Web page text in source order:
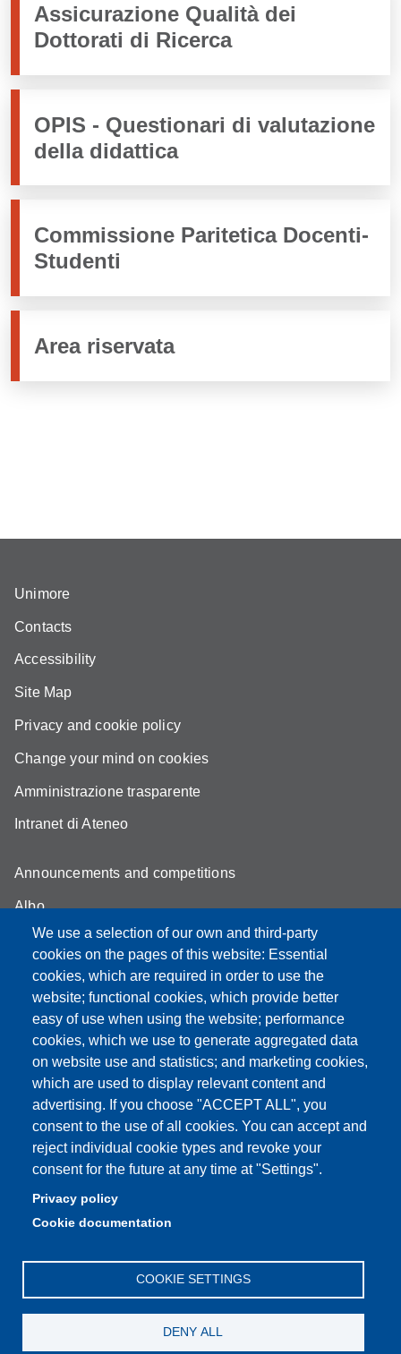
Assicurazione Qualità dei
Dottorati di Ricerca
OPIS - Questionari di valutazione
della didattica
Commissione Paritetica Docenti-
Studenti
Area riservata
We use a selection of our own and third-party
cookies on the pages of this website: Essential
cookies, which are required in order to use the
website; functional cookies, which provide better
easy of use when using the website; performance
cookies, which we use to generate aggregated data
on website use and statistics; and marketing cookies,
which are used to display relevant content and
advertising. If you choose "ACCEPT ALL", you
consent to the use of all cookies. You can accept and
reject individual cookie types and revoke your
consent for the future at any time at "Settings".
Privacy policy
Cookie documentation
COOKIE SETTINGS
DENY ALL
Unimore
Contacts
Accessibility
Site Map
Privacy and cookie policy
Change your mind on cookies
Amministrazione trasparente
Intranet di Ateneo
Announcements and competitions
Albo
Online teaching mode
Student secretariat
Quality Assurance
Partita IVA: 00427620364
Dipartimento di Educazione e Scienze Umane
Sede: Viale Timavo 93 - 42121 Reggio nell'Emilia
Area Didattica: didattica.desu@unimore.it
Segreteria: segreteria.educazione@unimore.it
Telefono: 0522/523611 (portineria)